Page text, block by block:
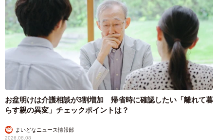
お盆明けは介護相談が3割増加 帰省時に確認したい「離れて暮
らす親の異変」チェックポイントは？
まいどなニュース情報部
2026.08.08